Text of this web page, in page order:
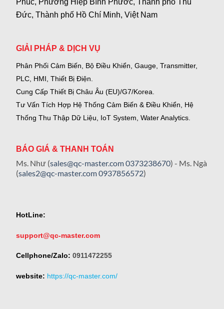
Phúc, Phường Hiệp Bình Phước, Thành phố Thủ
Đức, Thành phố Hồ Chí Minh, Việt Nam
GIẢI PHÁP & DỊCH VỤ
Phân Phối Cảm Biến, Bộ Điều Khiển, Gauge, Transmitter,
PLC, HMI, Thiết Bị Điện.
Cung Cấp Thiết Bị Châu Âu (EU)/G7/Korea.
Tư Vấn Tích Hợp Hệ Thống Cảm Biến & Điều Khiển, Hệ
Thống Thu Thập Dữ Liệu, IoT System, Water Analytics.
BÁO GIÁ & THANH TOÁN
Ms. Như (sales@qc-master.com0373238670) - Ms. Ngà
(sales2@qc-master.com0937856572)
HotLine:
support@qc-master.com
Cellphone/Zalo: 0911472255
website: https://qc-master.com/